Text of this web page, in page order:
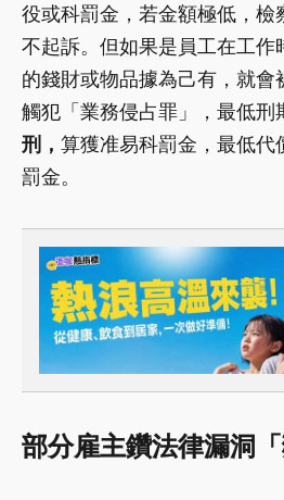
役或科罰金，若金額極低，檢
不起訴。但如果是員工在工作
的錢財或物品據為己有，就會
觸犯「業務侵占罪」，最低刑
刑， 算獲准易科罰金，最低代
罰金。
部分雇主鑽法律漏洞「